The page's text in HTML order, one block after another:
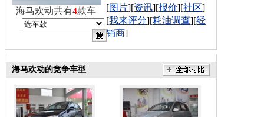
[图片][资讯][报价][社区]
[我来评分][耗油调查][经
销商]
海马欢动共有4款车
海马欢动的竞争车型